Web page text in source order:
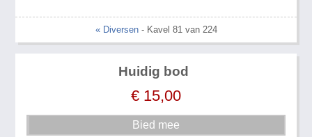
« Diversen- Kavel 81 van 224
Huidig bod
€ 15,00